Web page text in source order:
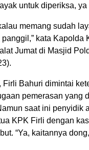
untuk diperiksa,
memang sudah
kata Kapolda
Jumat di Masjid
Firli Bahuri dimintai
pemerasan yang
saat ini penyidik
KPK Firli dengan
“Ya, kaitannya